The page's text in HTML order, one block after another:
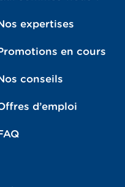
expertises
en cours
conseils
d’emploi